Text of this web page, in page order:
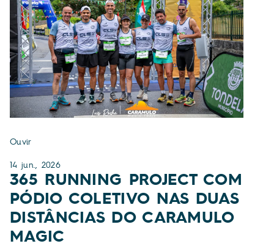
Ouvir
14 jun., 2026
365 RUNNING PROJECT COM
PÓDIO COLETIVO NAS DUAS
DISTÂNCIAS DO CARAMULO
MAGIC